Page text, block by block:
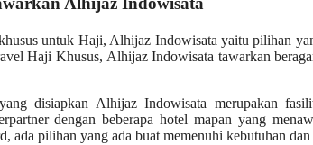
untuk Haji, Alhijaz Indowisata yaitu pilihan
Haji Khusus, Alhijaz Indowisata tawarkan
disiapkan Alhijaz Indowisata merupakan
dengan beberapa hotel mapan yang
ada pilihan yang ada buat memenuhi kebutuhan